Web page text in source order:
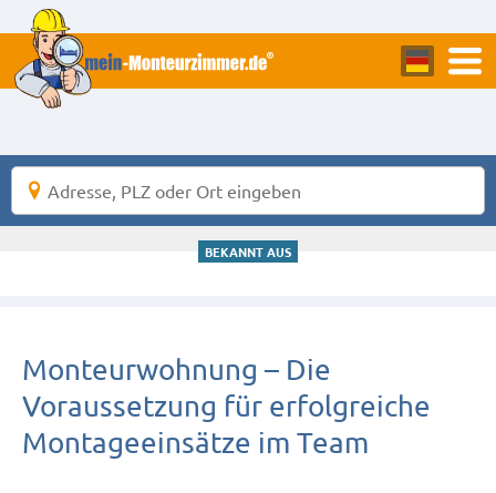
BEKANNT AUS
Monteurwohnung – Die
Voraussetzung für erfolgreiche
Montageeinsätze im Team